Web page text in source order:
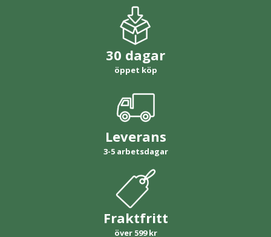
30 dagar
öppet köp
Leverans
3-5 arbetsdagar
Fraktfritt
över 599 kr